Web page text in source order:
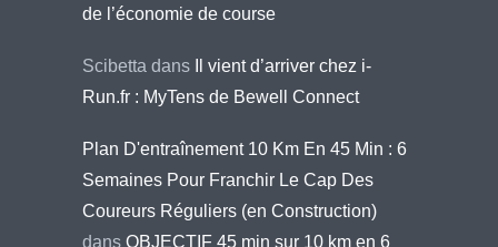
de l’économie de course
Scibetta dans
Il vient d’arriver chez i-
Run.fr : MyTens de Bewell Connect
Plan D'entraînement 10 Km En 45 Min : 6
Semaines Pour Franchir Le Cap Des
Coureurs Réguliers (en Construction)
dans OBJECTIF 45 min sur 10 km en 6